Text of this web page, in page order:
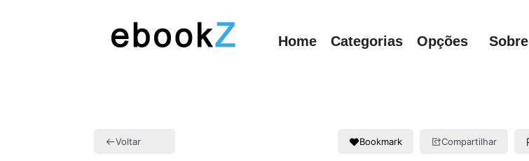
Home Categorias Opções Sobre
Voltar Bookmark Compartilhar